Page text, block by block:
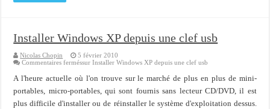
Installer Windows XP depuis une clef usb
Nicolas Chopin
5 février 2010
Commentaires ferméssur Installer Windows XP depuis une clef usb
A l'heure actuelle où l'on trouve sur le marché de plus en plus de mini-
portables, micro-portables, qui sont fournis sans lecteur CD/DVD, il est
plus difficile d'installer ou de réinstaller le système d'exploitation dessus.